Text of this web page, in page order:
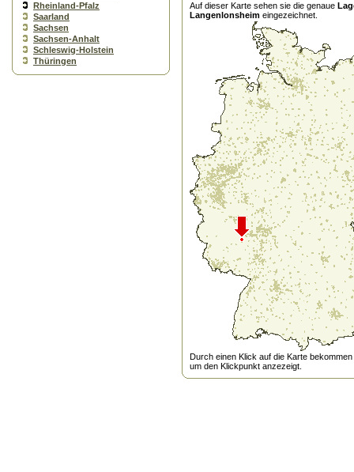
Rheinland-Pfalz
Saarland
Sachsen
Sachsen-Anhalt
Schleswig-Holstein
Thüringen
Auf dieser Karte sehen sie die genaue
Langenlonsheim eingezeichnet.
Durch einen Klick auf die Karte
um den Klickpunkt anzezeigt.